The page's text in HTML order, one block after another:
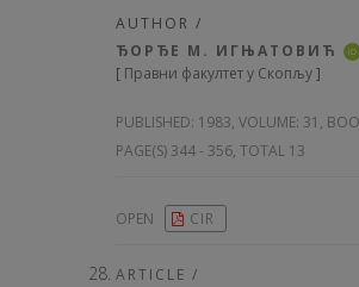
AUTHOR /
ЂОРЂЕ М. ИГЊАТОВИЋ
iD
[ Правни факултет у Скопљу]
PUBLISHED: 1983, VOLUME: 31 ,
PAGE(S) 344 - 356, TOTAL 13
OPEN CIR
ARTICLE /